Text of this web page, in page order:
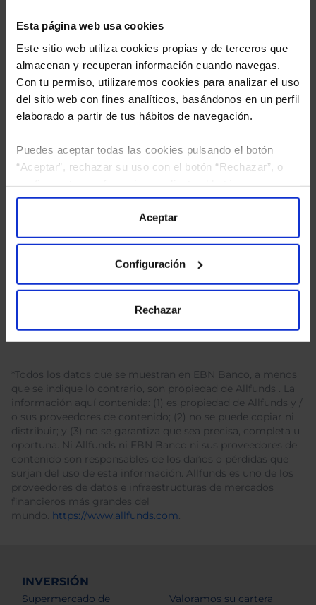
Esta página web usa cookies
Este sitio web utiliza cookies propias y de terceros que
almacenan y recuperan información cuando navegas.
Con tu permiso, utilizaremos cookies para analizar el uso
del sitio web con fines analíticos, basándonos en un perfil
elaborado a partir de tus hábitos de navegación.
Puedes aceptar todas las cookies pulsando el botón
“Aceptar”, rechazar su uso con el botón “Rechazar”, o
“Configuración”. Consulta nuestraPolítica
para más información.
Aceptar
Configuración
Rechazar
He leído
*Todos los datos que se muestran en EBN Banco, a menos
que se indique lo contrario, son propiedad de Allfunds . La
información aquí contenida: (1) es propiedad de Allfunds y /
o sus proveedores de contenido; (2) no se puede copiar ni
distribuir; y (3) no se garantiza que sea precisa, completa u
oportuna. Ni Allfunds ni EBN Banco ni sus proveedores de
contenido son responsables de los daños o pérdidas que
surjan del uso de esta información. Allfunds es uno de los
proveedores de datos e infraestructuras de mercados
financieros más grandes del
mundo. https://www.allfunds.com.
INVERSIÓN
Supermercado de
Valoramos su cartera